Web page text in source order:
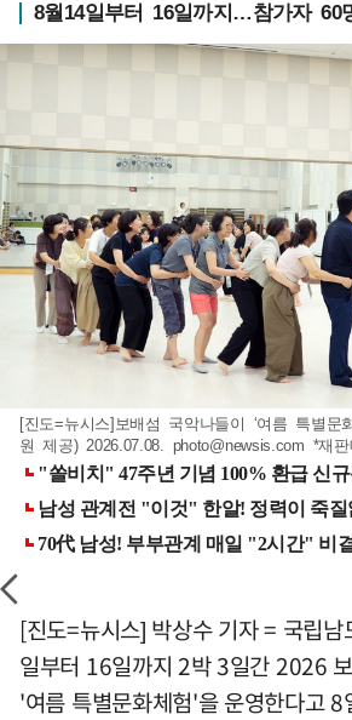
8월14일부터 16일까지…참가자 60
[진도=뉴시스]보배섬 국악나들이 ‘여름 특별문
원 제공) 2026.07.08. photo@newsis.com *재
[진도=뉴시스] 박상수 기자 = 국립
일부터 16일까지 2박 3일간 2026
'여름 특별문화체험'을 운영한다고 8